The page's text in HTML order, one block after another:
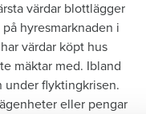
värdar blottlägger
hyresmarknaden i
värdar köpt hus
mäktar med. Ibland
under flyktingkrisen.
eller pengar